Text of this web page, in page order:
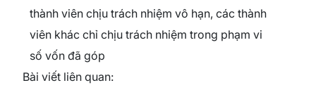
thành viên chịu trách nhiệm vô hạn, các thành
viên khác chỉ chịu trách nhiệm trong phạm vi
số vốn đã góp
Bài viết liên quan: